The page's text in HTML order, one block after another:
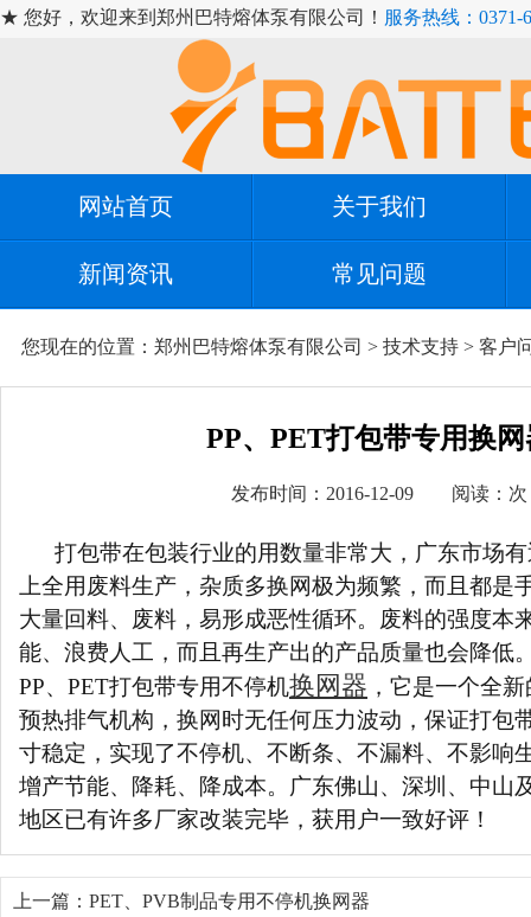
★ 您好，欢迎来到郑州巴特熔体泵有限公司！ 服务热线：0371-
网站首页 关于我们
新闻资讯 常见问题
您现在的位置： 郑州巴特熔体泵有限公司 > 技术支持 > 客户
PP、PET打包带专用换网
发布时间：2016-12-09 阅读： 次
打包带在包装行业的用数量非常大，广东市场有
上全用废料生产，杂质多换网极为频繁，而且都是
大量回料、废料，易形成恶性循环。废料的强度本
能、浪费人工，而且再生产出的产品质量也会降低
PP、PET打包带专用不停机换网器 ，它是一个全
预热排气机构，换网时无任何压力波动，保证打包
寸稳定，实现了不停机、不断条、不漏料、不影响
增产节能、降耗、降成本。广东佛山、深圳、中山
地区已有许多厂家改装完毕，获用户一致好评！
上一篇： PET、PVB制品专用不停机换网器